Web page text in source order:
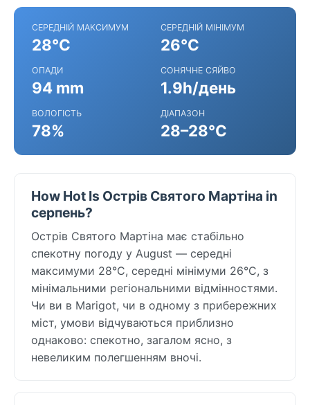
СЕРЕДНІЙ МАКСИМУМ
28°C
СЕРЕДНІЙ МІНІМУМ
26°C
ОПАДИ
94 mm
СОНЯЧНЕ СЯЙВО
1.9h/день
ВОЛОГІСТЬ
78%
ДІАПАЗОН
28–28°C
How Hot Is Острів Святого Мартіна in
серпень?
Острів Святого Мартіна має стабільно
спекотну погоду у August — середні
максимуми 28°C, середні мінімуми 26°C, з
мінімальними регіональними відмінностями.
Чи ви в Marigot, чи в одному з прибережних
міст, умови відчуваються приблизно
однаково: спекотно, загалом ясно, з
невеликим полегшенням вночі.